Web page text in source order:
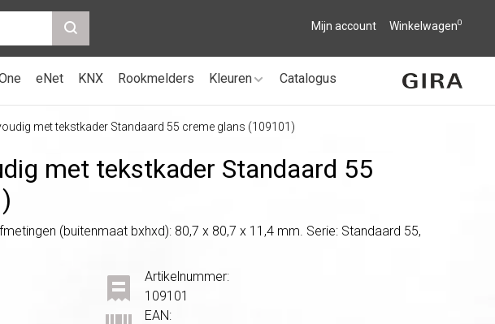
Mijn account Winkelwagen0
eNet KNX Rookmelders Kleuren Catalogus
met tekstkader Standaard 55 creme glans (109101)
met tekstkader Standaard 55
(buitenmaat bxhxd): 80,7 x 80,7 x 11,4 mm. Serie: Standaard 55,
Artikelnummer:
109101
EAN: